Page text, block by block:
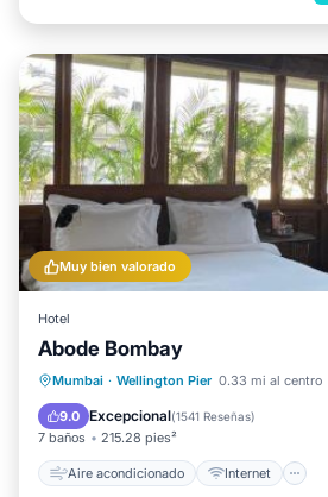
Muy bien valorado
Hotel
Abode Bombay
Mumbai · Wellington Pier 0.33 mi al centro
9.0 Excepcional(1541 Reseñas)
7 baños 215.28 pies²
Aire acondicionado Internet
Aire acondicionado
Internet
Apto para niños